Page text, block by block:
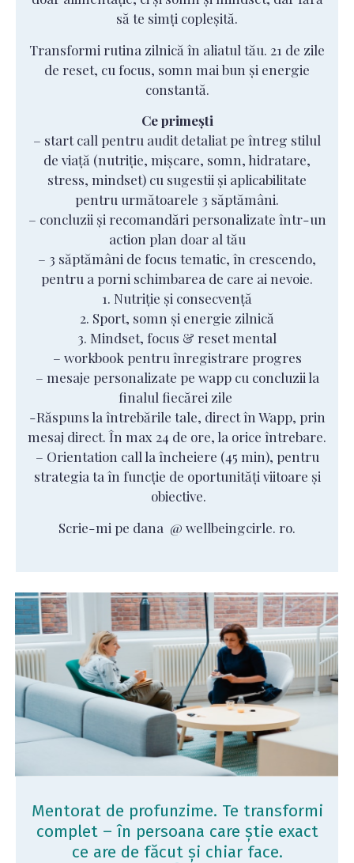
să te simți copleșită.
Transformi rutina zilnică în aliatul tău. 21 de zile
de reset, cu focus, somn mai bun și energie
constantă.
Ce primești
– start call pentru audit detaliat pe întreg stilul
de viață (nutriție, mișcare, somn, hidratare,
stress, mindset) cu sugestii și aplicabilitate
pentru următoarele 3 săptămâni.
– concluzii și recomandări personalizate într-un
action plan doar al tău
– 3 săptămâni de focus tematic, în crescendo,
pentru a porni schimbarea de care ai nevoie.
1. Nutriție și consecvență
2. Sport, somn și energie zilnică
3. Mindset, focus & reset mental
– workbook pentru înregistrare progres
– mesaje personalizate pe wapp cu concluzii la
finalul fiecărei zile
-Răspuns la întrebările tale, direct în Wapp, prin
mesaj direct. În max 24 de ore, la orice întrebare.
– Orientation call la încheiere (45 min), pentru
strategia ta în funcție de oportunități viitoare și
obiective.
Scrie-mi pe dana @ wellbeingcirle. ro.
Mentorat de profunzime. Te transformi
complet – în persoana care știe exact
ce are de făcut și chiar face.